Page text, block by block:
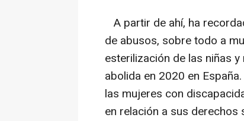
A partir de ahí, ha
de abusos, sobre todo a
esterilización de las niñas
abolida en 2020 en
las mujeres con
en relación a sus